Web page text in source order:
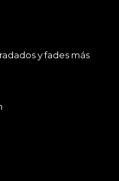
y fades más